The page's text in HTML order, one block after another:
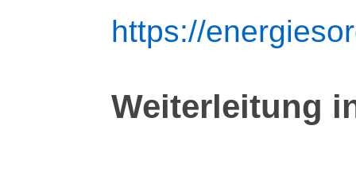
https://
Weiterleitung